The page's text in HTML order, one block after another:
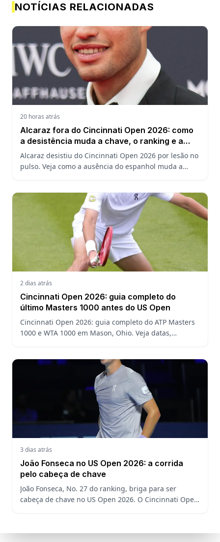
NOTÍCIAS RELACIONADAS
20 horas atrás
Alcaraz fora do Cincinnati Open 2026: como
a desistência muda a chave, o ranking e a
defesa do US Open
Alcaraz desistiu do Cincinnati Open 2026 por lesão no
pulso. Veja como a ausência do espanhol muda a
2 dias atrás
Cincinnati Open 2026: guia completo do
último Masters 1000 antes do US Open
Cincinnati Open 2026: guia completo do ATP Masters
1000 e WTA 1000 em Mason, Ohio. Veja datas,
3 dias atrás
João Fonseca no US Open 2026: a corrida
pelo cabeça de chave
João Fonseca, No. 27 do ranking, briga para ser
cabeça de chave no US Open 2026. O Cincinnati Open